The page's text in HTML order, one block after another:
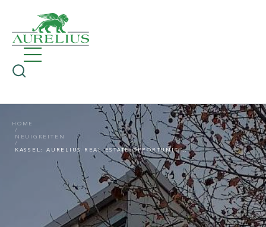
HOME
NEUIGKEITEN
KASSEL: AURELIUS REAL ESTATE OPPORTUNITIES VERMIETET 1.500 QUADRATMETER AN KANZLEI LUDEWIG + SOZIEN